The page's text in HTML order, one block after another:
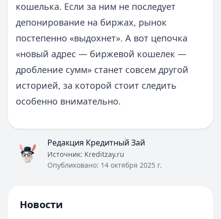
кошелька. Если за ним не последует
депонирование на биржах, рынок
постепенно «выдохнет». А вот цепочка
«новый адрес — биржевой кошелек —
дробление сумм» станет совсем другой
историей, за которой стоит следить
особенно внимательно.
Редакция Кредитный Зай
Источник: Kreditzay.ru
Опубликовано: 14 октября 2025 г.
Новости